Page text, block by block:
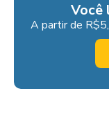
Você
A partir de